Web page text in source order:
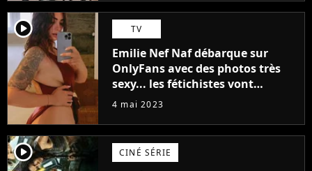
player2 TV
Emilie Nef Naf débarque sur
OnlyFans avec des photos très
sexy... les fétichistes vont
prendre leur pied !
4 mai 2023
player2 CINÉ SÉRIE